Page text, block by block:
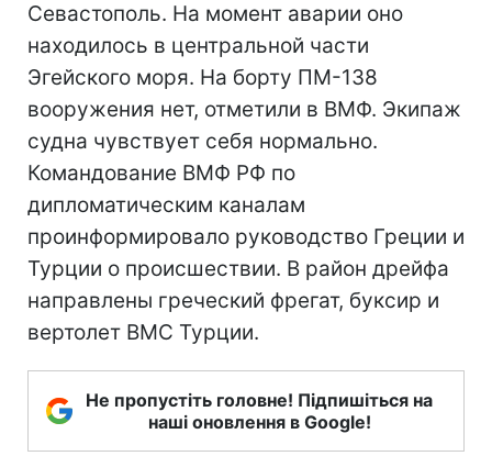
Севастополь. На момент аварии оно
находилось в центральной части
Эгейского моря. На борту ПМ-138
вооружения нет, отметили в ВМФ. Экипаж
судна чувствует себя нормально.
Командование ВМФ РФ по
дипломатическим каналам
проинформировало руководство Греции и
Турции о происшествии. В район дрейфа
направлены греческий фрегат, буксир и
вертолет ВМС Турции.
Не пропустіть головне! Підпишіться на
наші оновлення в Google!